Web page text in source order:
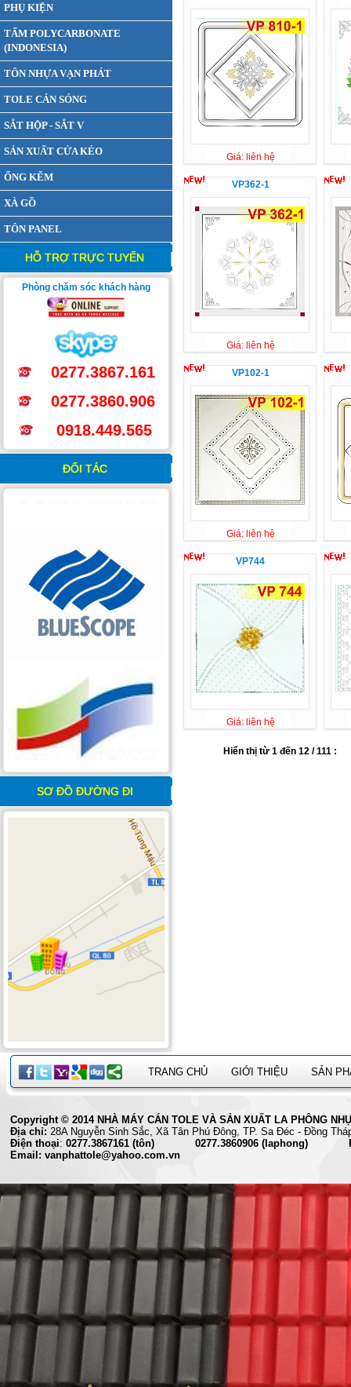
PHỤ KIỆN
TẤM POLYCARBONATE
(INDONESIA)
TÔN NHỰA VẠN PHÁT
TOLE CÁN SÓNG
SẮT HỘP - SẮT V
SẢN XUẤT CỬA KÉO
ỐNG KẼM
XÀ GỒ
TÔN PANEL
HỖ TRỢ TRỰC TUYẾN
Phòng chăm sóc khách hàng
0277.3867.161
0277.3860.906
0918.449.565
ĐỐI TÁC
SƠ ĐỒ ĐƯỜNG ĐI
Giá: liên hệ
VP362-1
Giá: liên hệ
VP102-1
Giá: liên hệ
VP744
Giá: liên hệ
Hiển thị từ 1 đến 12 / 111 :
TRANG CHỦ GIỚI THIỆU SẢN
Copyright © 2014 NHÀ MÁY CÁN TOLE VÀ SẢN XUẤT LA PHÔNG
Địa chỉ: 28A Nguyễn Sinh Sắc, Xã Tân Phú Đông, TP. Sa
Điện thoại: 0277.3867161 (tôn) 0277.3860906 (laphong)
Email: vanphattole@yahoo.com.vn